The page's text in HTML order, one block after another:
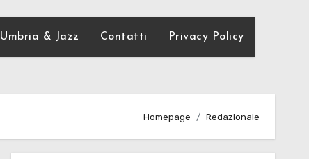
Umbria & Jazz Contatti Privacy Policy
Homepage Redazionale